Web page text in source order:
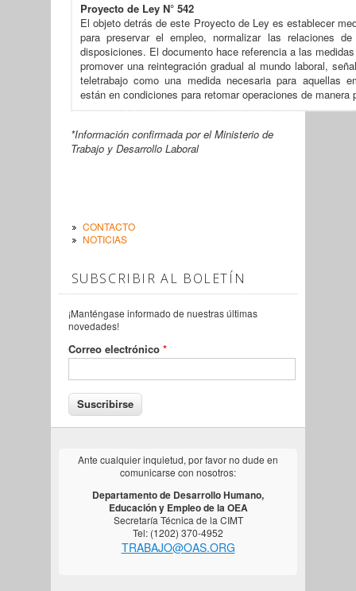
Proyecto de Ley N° 542
El objeto detrás de este Proyecto de Ley es establecer
para preservar el empleo, normalizar las relaciones
disposiciones. El documento hace referencia a las
promover una reintegración gradual al mundo laboral,
teletrabajo como una medida necesaria para aquellas
están en condiciones para retomar operaciones de
*Información confirmada por el Ministerio de
Trabajo y Desarrollo Laboral
CONTACTO
NOTICIAS
SUBSCRIBIR AL BOLETÍN
¡Manténgase informado de nuestras últimas
novedades!
Correo electrónico *
Ante cualquier inquietud, por favor no dude en
comunicarse con nosotros:
Departamento de Desarrollo Humano,
Educación y Empleo de la OEA
Secretaría Técnica de la CIMT
Tel: (1202) 370-4952
TRABAJO@OAS.ORG